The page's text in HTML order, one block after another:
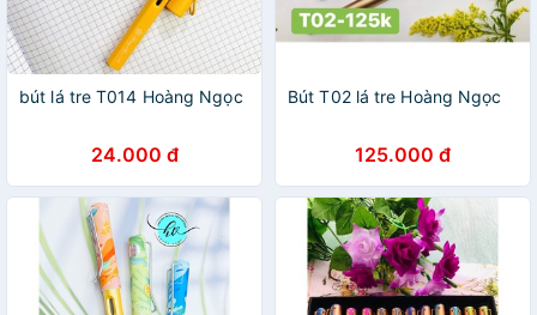
bút lá tre T014 Hoàng Ngọc
24.000 đ
Bút T02 lá tre Hoàng Ngọc
125.000 đ